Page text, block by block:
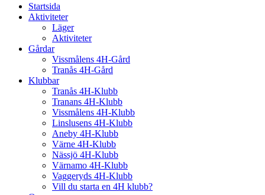
Startsida
Aktiviteter
Läger
Aktiviteter
Gårdar
Vissmålens 4H-Gård
Tranås 4H-Gård
Klubbar
Tranås 4H-Klubb
Tranans 4H-Klubb
Vissmålens 4H-Klubb
Linslusens 4H-Klubb
Aneby 4H-Klubb
Värne 4H-Klubb
Nässjö 4H-Klubb
Värnamo 4H-Klubb
Vaggeryds 4H-Klubb
Vill du starta en 4H klubb?